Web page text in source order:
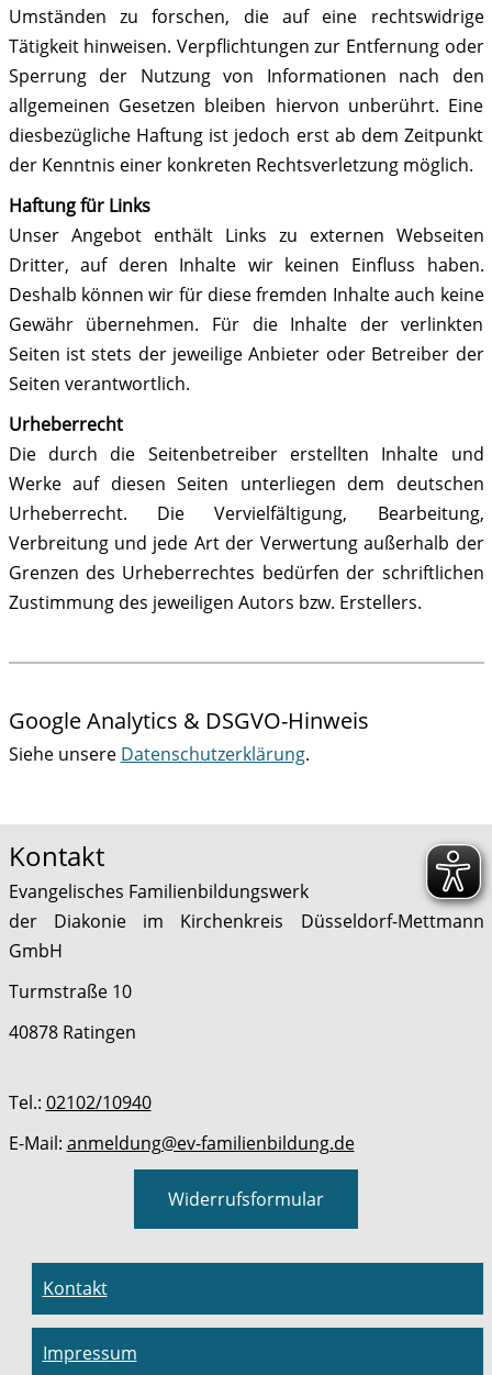
Umständen zu forschen, die auf eine rechtswidrige
Tätigkeit hinweisen. Verpflichtungen zur Entfernung oder
Sperrung der Nutzung von Informationen nach den
allgemeinen Gesetzen bleiben hiervon unberührt. Eine
diesbezügliche Haftung ist jedoch erst ab dem Zeitpunkt
der Kenntnis einer konkreten Rechtsverletzung möglich.
Haftung für Links
Unser Angebot enthält Links zu externen Webseiten
Dritter, auf deren Inhalte wir keinen Einfluss haben.
Deshalb können wir für diese fremden Inhalte auch keine
Gewähr übernehmen. Für die Inhalte der verlinkten
Seiten ist stets der jeweilige Anbieter oder Betreiber der
Seiten verantwortlich.
Urheberrecht
Die durch die Seitenbetreiber erstellten Inhalte und
Werke auf diesen Seiten unterliegen dem deutschen
Urheberrecht. Die Vervielfältigung, Bearbeitung,
Verbreitung und jede Art der Verwertung außerhalb der
Grenzen des Urheberrechtes bedürfen der schriftlichen
Zustimmung des jeweiligen Autors bzw. Erstellers.
Google Analytics & DSGVO-Hinweis
Siehe unsere Datenschutzerklärung.
Kontakt
Evangelisches Familienbildungswerk
der Diakonie im Kirchenkreis Düsseldorf-Mettmann
GmbH
Turmstraße 10
40878 Ratingen
Tel.: 02102/10940
E-Mail: anmeldung@ev-familienbildung.de
Widerrufsformular
Kontakt
Impressum